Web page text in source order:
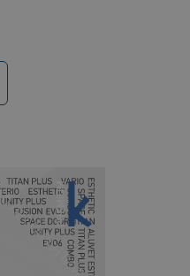
10 ЛЕТ ГАРАНТИИ